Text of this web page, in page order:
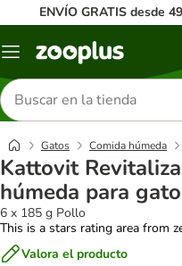
ENVÍO GRATIS desde
Menú
Buscar
productos
Gatos Comida húmeda
Kattovit
húmeda para
6 x 185 g Pollo
This is a stars rating area from
Valora el producto